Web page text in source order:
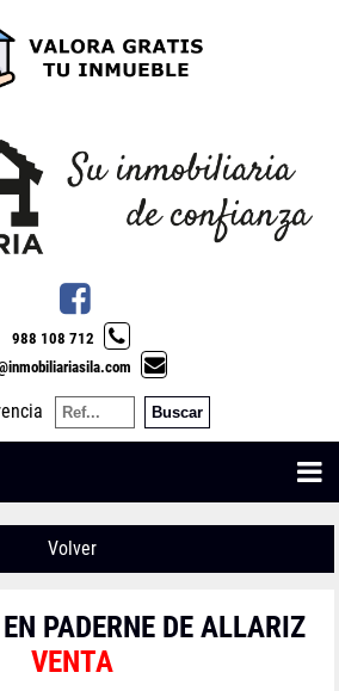
988 108 712
Volver
PADERNE DE ALLARIZ
VENTA